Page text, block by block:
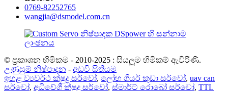
0769-82252765
wangjia@dsmodel.com.cn
© ප්‍රකාශන හිමිකම - 2010-2025 : සියලුම හිමිකම් ඇවිරිණි.
උණුසුම් නිෂ්පාදන - අඩවි සිතියම
ඉහළ ව්‍යවර්ථ ක්ෂුද්‍ර සර්වෝ, ලෝහ ගියර් කුඩා සර්වෝ, uav can
සර්වෝ, අධිවේගී ක්ෂුද්‍ර සර්වෝ, ස්මාර්ට් රොබෝ සර්වෝ, TTL